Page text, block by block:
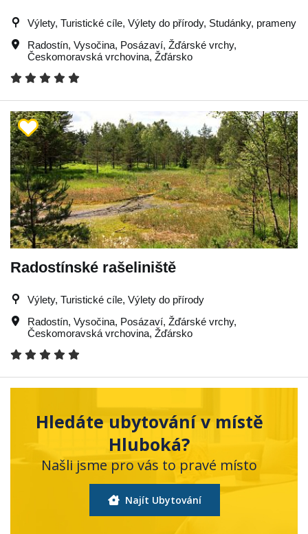
Výlety, Turistické cíle, Výlety do přírody, Studánky, prameny
Radostín, Vysočina, Posázaví, Žďárské vrchy,
Českomoravská vrchovina, Žďársko
Radostínské rašeliniště
Výlety, Turistické cíle, Výlety do přírody
Radostín, Vysočina, Posázaví, Žďárské vrchy,
Českomoravská vrchovina, Žďársko
Hledáte ubytování v místě
Hluboká?
Našli jsme pro vás to pravé místo
Najít Ubytování